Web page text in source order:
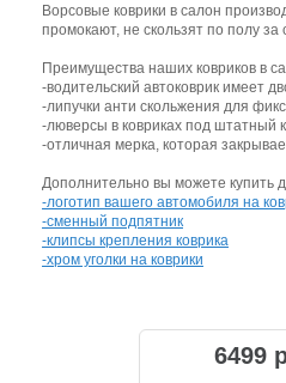
Ворсовые коврики в салон
промокают, не скользят по полу за
Преимущества наших ковриков в
-водительский автоковрик имеет
-липучки анти скольжения для
-люверсы в ковриках под штатный
-отличная мерка, которая
Дополнительно вы можете купить
-логотип вашего автомобиля на
-сменный подпятник
-клипсы крепления коврика
-хром уголки на коврики
6499